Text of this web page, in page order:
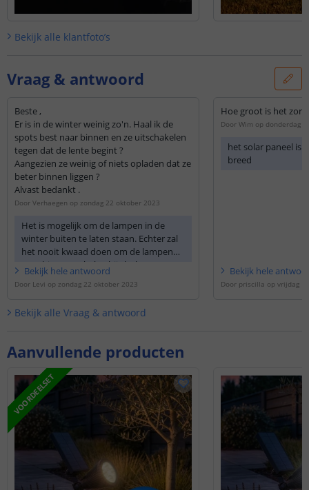
Aanvullende producten
VOORDEELSET
Bekijk alle klantfoto’s
Vraag & antwoord
Beste ,
Er is in de winter weinig zo'n. Haal ik de
spots best naar binnen en ze uitschakelen
tegen dat de lente begint ?
Aangezien ze weinig of niets opladen dat ze
beter binnen liggen ?
Alvast bedankt .
Door Verhaegen op zondag 22 oktober 2023
Het is mogelijk om de lampen in de
winter buiten te laten staan. Echter zal
het nooit kwaad doen om de lampen
naar binnen te halen bij slechte
weersomstandigheden.
Bekijk hele antwoord
Door Levi op zondag 22 oktober 2023
Hoe groot is het
Door Wim op donderdag
het solar paneel is
breed
Bekijk hele
Door priscilla op vrijdag
Bekijk alle Vraag & antwoord